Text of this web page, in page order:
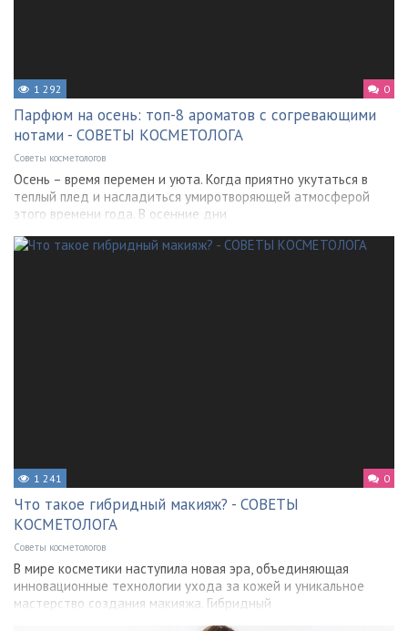
1 292 0
Парфюм на осень: топ-8 ароматов с согревающими
нотами - СОВЕТЫ КОСМЕТОЛОГА
Советы косметологов
Осень – время перемен и уюта. Когда приятно укутаться в
теплый плед и насладиться умиротворяющей атмосферой
этого времени года. В осенние дни
1 241 0
Что такое гибридный макияж? - СОВЕТЫ
КОСМЕТОЛОГА
Советы косметологов
В мире косметики наступила новая эра, объединяющая
инновационные технологии ухода за кожей и уникальное
мастерство создания макияжа. Гибридный